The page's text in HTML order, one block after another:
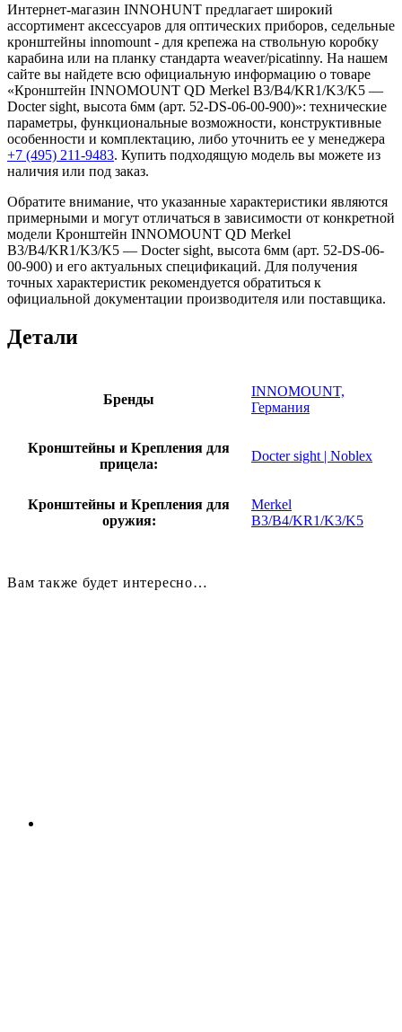
Интернет-магазин INNOHUNT предлагает широкий
ассортимент аксессуаров для оптических приборов, седельные
кронштейны innomount - для крепежа на ствольную коробку
карабина или на планку стандарта weaver/picatinny. На нашем
сайте вы найдете всю официальную информацию о товаре
«Кронштейн INNOMOUNT QD Merkel B3/B4/KR1/K3/K5 —
Docter sight, высота 6мм (арт. 52-DS-06-00-900)»: технические
параметры, функциональные возможности, конструктивные
особенности и комплектацию, либо уточнить ее у менеджера
+7 (495) 211-9483. Купить подходящую модель вы можете из
наличия или под заказ.
Обратите внимание, что указанные характеристики являются
примерными и могут отличаться в зависимости от конкретной
модели Кронштейн INNOMOUNT QD Merkel
B3/B4/KR1/K3/K5 — Docter sight, высота 6мм (арт. 52-DS-06-
00-900) и его актуальных спецификаций. Для получения
точных характеристик рекомендуется обратиться к
официальной документации производителя или поставщика.
Детали
Бренды
INNOMOUNT,
Германия
Кронштейны и Крепления для
прицела:
Docter sight | Noblex
Кронштейны и Крепления для
оружия:
Merkel
B3/B4/KR1/K3/K5
Вам также будет интересно…